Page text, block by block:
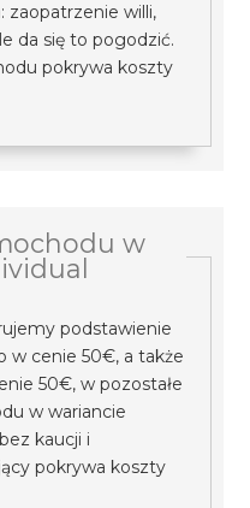
zaopatrzenie willi,
da się to pogodzić.
pokrywa koszty
w
podstawienie
w cenie 50€, a także
50€, w pozostałe
w wariancie
kaucji i
pokrywa koszty